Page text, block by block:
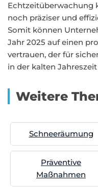
Echtzeitüberwachung
noch präziser und
Somit können
Jahr 2025 auf einen
vertrauen, der für
in der kalten
Weitere
Schneeräumung
Präventive
Maßnahmen